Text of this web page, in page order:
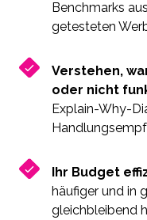
Benchmarks
getesteten
Verstehen,
oder nicht
Explain-Why-
Ihr Budget
häufiger und in
gleichbleibend